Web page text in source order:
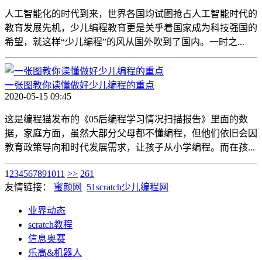
人工智能化的时代到来，世界各国均试图抢占人工智能时代的
教育发展先机，少儿编程教育更是关乎着国家成为科技强国的
希望，就这样“少儿编程”的风从国外吹到了国内。一时之...
一张图教你读懂做好少儿编程的重点
2020-05-15 09:45
这是编程猫发布的《05后编程学习情况扫描报告》里面的数
据，家庭方面，虽然大部分父母都不懂编程，但他们依旧会因
教育政策导向和时代发展需求，让孩子从小学编程。而在孩...
1234567891011 >> 261
友情链接： 蜜颜网 51scratch少儿编程网
业界动态
scratch教程
信息奥赛
乐高&机器人